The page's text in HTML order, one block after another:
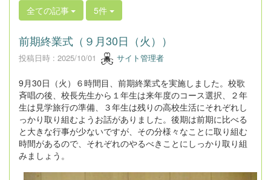
全ての記事 5件
前期終業式（９月30日（火））
投稿日時 : 2025/10/01 サイト管理者
9月30日（火）６時間目、前期終業式を実施しました。校歌
斉唱の後、校長先生から１年生は来年度のコース選択、２年
生は見学旅行の準備、３年生は残りの高校生活にそれぞれし
っかり取り組むようお話がありました。後期は前期に比べる
と大きな行事が少ないですが、その分様々なことに取り組む
時間があるので、それぞれのやるべきことにしっかり取り組
みましょう。